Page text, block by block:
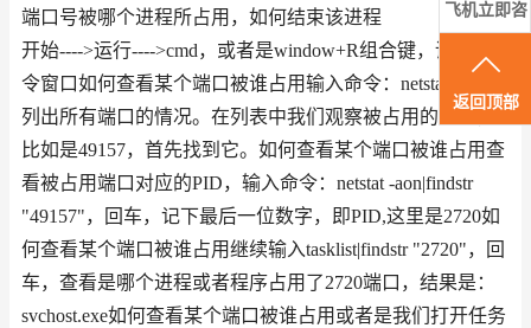
端口号被哪个进程所占用，如何结束该进程
开始---->运行---->cmd，或者是window+R组合键，调出命
令窗口如何查看某个端口被谁占用输入命令：netstat -ano，
列出所有端口的情况。在列表中我们观察被占用的端口，
比如是49157，首先找到它。如何查看某个端口被谁占用查
看被占用端口对应的PID，输入命令：netstat -aon|findstr
"49157"，回车，记下最后一位数字，即PID,这里是2720如
何查看某个端口被谁占用继续输入tasklist|findstr "2720"，回
车，查看是哪个进程或者程序占用了2720端口，结果是：
svchost.exe如何查看某个端口被谁占用或者是我们打开任务
飞机立即咨
询
返回顶部